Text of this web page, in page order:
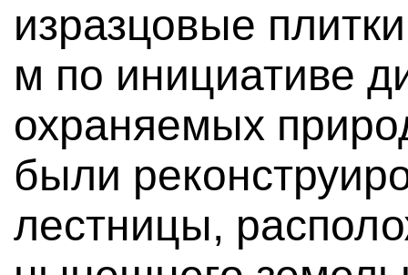
изразцовые
м по инициативе
охраняемых
были
лестницы,